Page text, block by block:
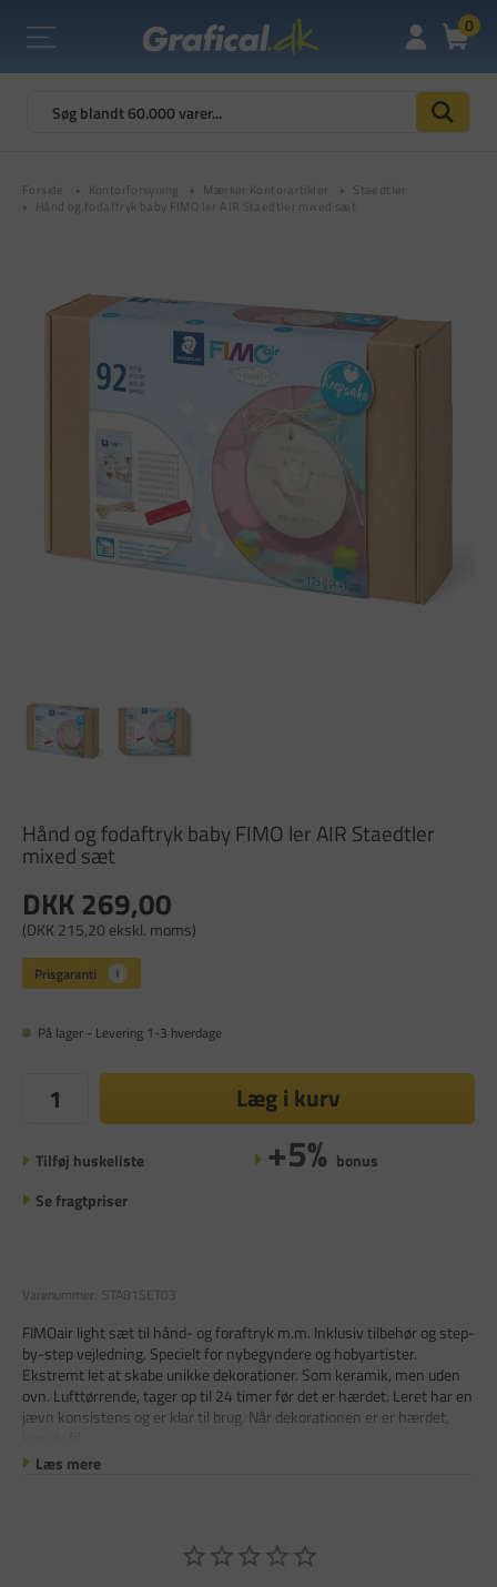
0
Forside Kontorforsyning Mærker Kontorartikler
Staedtler
Hånd og fodaftryk baby FIMO ler AIR Staedtler mixed sæt
Hånd og fodaftryk baby FIMO ler AIR Staedtler
mixed sæt
DKK 269,00
(DKK 215,20 ekskl. moms)
På lager - Levering 1-3 hverdage
Læg i kurv
Tilføj huskeliste +5% bonus
Se fragtpriser
Varenummer: STA81SET03
FIMOair light sæt til hånd- og foraftryk m.m. Inklusiv tilbehør og step-
by-step vejledning. Specielt for nybegyndere og hobyartister.
Ekstremt let at skabe unikke dekorationer. Som keramik, men uden
ovn. Lufttørrende, tager op til 24 timer før det er hærdet. Leret har en
jævn konsistens og er klar til brug. Når dekorationen er er hærdet,
Læs mere